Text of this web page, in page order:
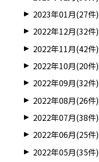
2023年01月(27件)
2022年12月(32件)
2022年11月(42件)
2022年10月(20件)
2022年09月(32件)
2022年08月(26件)
2022年07月(38件)
2022年06月(25件)
2022年05月(35件)